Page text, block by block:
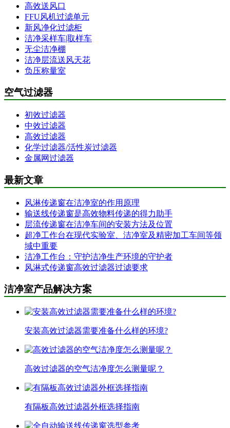
高效送风口
FFU风机过滤单元
新风净化过滤柜
洁净采样车|取样车
无尘洁净棚
洁净层流送风天花
负压称量室
空气过滤器
初效过滤器
中效过滤器
高效过滤器
化学过滤器/活性炭过滤器
金属网过滤器
最新文章
风淋传递窗在洁净室的作用原理
输送线传递窗是高效物料传递的得力助手
层流传递窗在洁净车间的安装方法及位置
超净工作台在现代实验室、洁净室及精密加工车间等领
域中重要
洁净工作台：守护洁净生产环境的守护者
风淋式传递窗高效过滤器过滤要求
洁净室产品解决方案
安装高效过滤器需要准备什么样的环境?
高效过滤器的空气洁净度怎么测量呢？
有隔板高效过滤器外框选择指南